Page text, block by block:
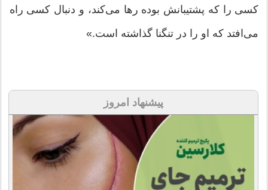
کسی را که پشتیبانش بوده رها می‌کند، و دنبال کسی راه
می‌افتد که او را در تنگنا گذاشته است.»
پیشنهاد امروز